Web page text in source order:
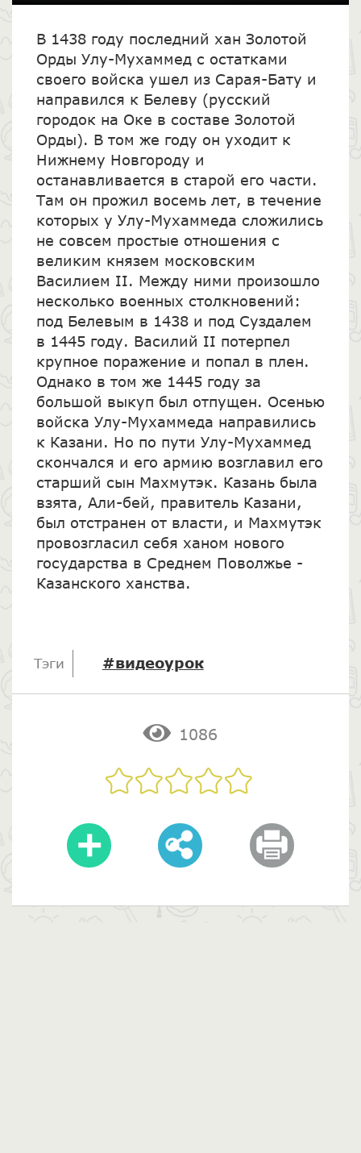
В 1438 году последний хан Золотой
Орды Улу-Мухаммед с остатками
своего войска ушел из Сарая-Бату и
направился к Белеву (русский
городок на Оке в составе Золотой
Орды). В том же году он уходит к
Нижнему Новгороду и
останавливается в старой его части.
Там он прожил восемь лет, в течение
которых у Улу-Мухаммеда сложились
не совсем простые отношения с
великим князем московским
Василием II. Между ними произошло
несколько военных столкновений:
под Белевым в 1438 и под Суздалем
в 1445 году. Василий II потерпел
крупное поражение и попал в плен.
Однако в том же 1445 году за
большой выкуп был отпущен. Осенью
войска Улу-Мухаммеда направились
к Казани. Но по пути Улу-Мухаммед
скончался и его армию возглавил его
старший сын Махмутэк. Казань была
взята, Али-бей, правитель Казани,
был отстранен от власти, и Махмутэк
провозгласил себя ханом нового
государства в Среднем Поволжье -
Казанского ханства.
Тэги #видеоурок
1086